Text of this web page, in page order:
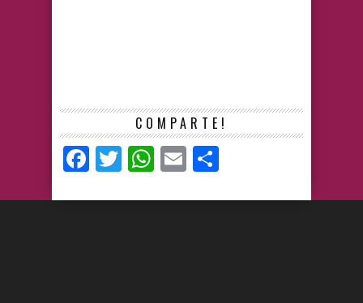
COMPARTE!
Facebook
TwitterWhatsApp
Email